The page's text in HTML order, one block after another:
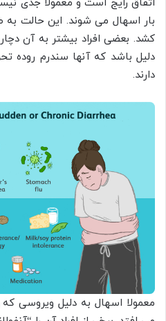
کشد. بعضی افراد بیشتر به آن
دارند.
معمولا اسهال به دلیل ویروسی